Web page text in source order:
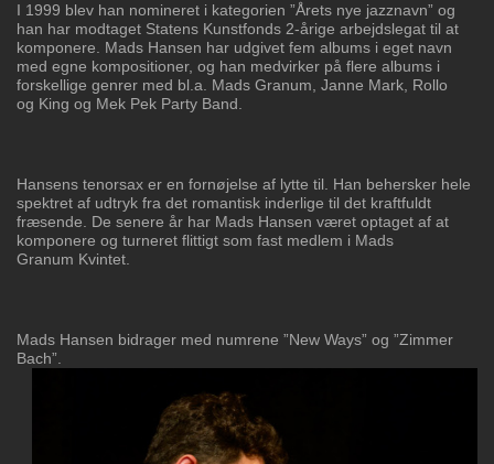
I 1999 blev han nomineret i kategorien ”Årets nye jazznavn” og
han har modtaget Statens Kunstfonds 2-årige arbejdslegat til at
komponere. Mads Hansen har udgivet fem albums i eget navn
med egne kompositioner, og han medvirker på flere albums i
forskellige genrer med bl.a. Mads Granum, Janne Mark, Rollo
og King og Mek Pek Party Band.
Hansens tenorsax er en fornøjelse af lytte til. Han behersker hele
spektret af udtryk fra det romantisk inderlige til det kraftfuldt
fræsende. De senere år har Mads Hansen været optaget af at
komponere og turneret flittigt som fast medlem i Mads
Granum Kvintet.
Mads Hansen bidrager med numrene ”New Ways” og ”Zimmer
Bach”.